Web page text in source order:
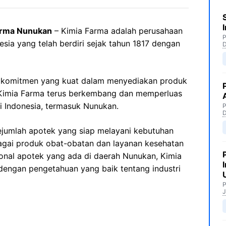
Nunukan – Kimia Farma adalah perusahaan
yang telah berdiri sejak tahun 1817 dengan
yang kuat dalam menyediakan produk
Farma terus berkembang dan memperluas
termasuk Nunukan.
apotek yang siap melayani kebutuhan
produk obat-obatan dan layanan kesehatan
apotek yang ada di daerah Nunukan, Kimia
pengetahuan yang baik tentang industri